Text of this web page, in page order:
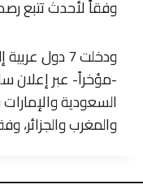
وفقاً لأحدث تتبع
ودخلت 7 دول
-مؤخراً- عبر إعلان
السعودية
والمغرب والجزائر،